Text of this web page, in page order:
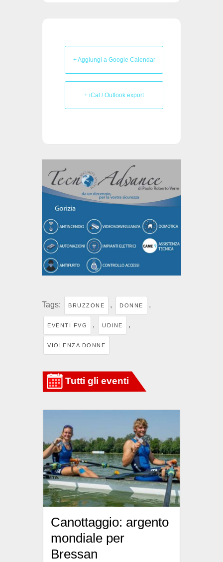
+ Aggiungi a Google Calendar
+ iCal / Outlook export
Tags: BRUZZONE , DONNE ,
EVENTI FVG , UDINE ,
VIOLENZA DONNE
Canottaggio: argento
mondiale per
Bressan